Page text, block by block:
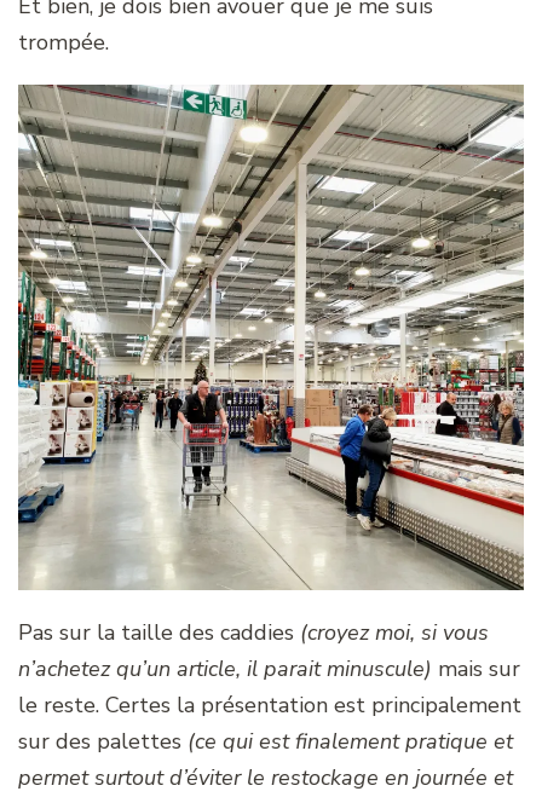
Et bien, je dois bien avouer que je me suis
trompée.
Pas sur la taille des caddies (croyez moi, si vous
n’achetez qu’un article, il parait minuscule) mais sur
le reste. Certes la présentation est principalement
sur des palettes (ce qui est finalement pratique et
permet surtout d’éviter le restockage en journée et